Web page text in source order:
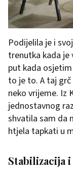
Podijelila je i
trenutka kada je
put kada
to je to. A taj
neko vrijeme. Iz
jednostavnog
shvatila sam da
htjela tapkati u
Stabilizacija